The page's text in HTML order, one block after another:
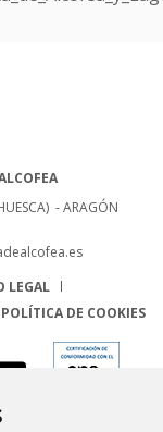
- ARAGÓN
LEGAL
POLÍTICA DE COOKIES